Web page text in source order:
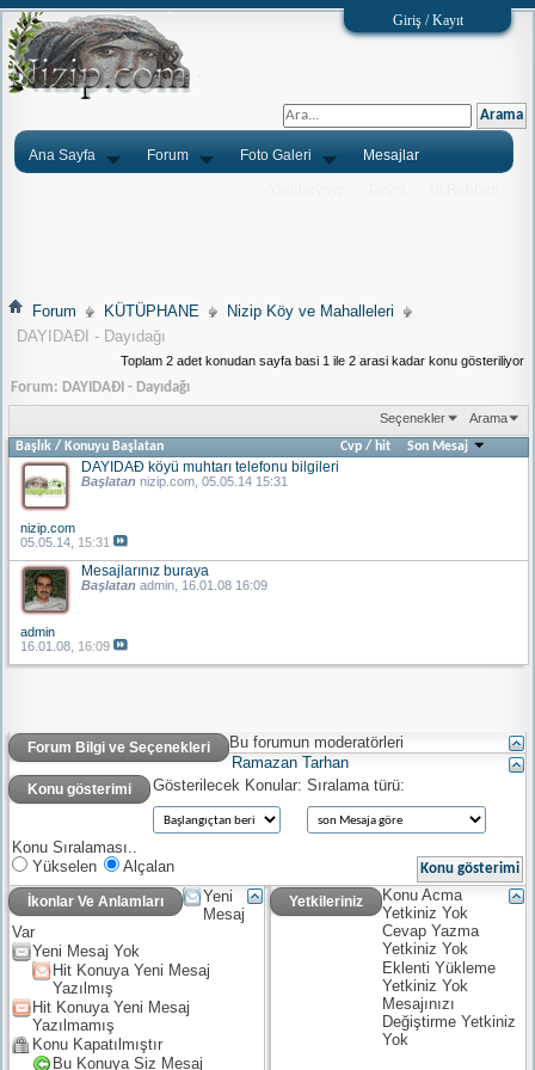
Giriş / Kayıt
Ana Sayfa Forum Foto Galeri Mesajlar
Forum KÜTÜPHANE
Nizip Köy ve Mahalleleri
DAYIDAÐI - Dayıdağı
Toplam 2 adet konudan sayfa basi 1 ile 2 arasi kadar konu gösteriliyor
Forum: DAYIDAÐI - Dayıdağı
Seçenekler Arama
Başlık / Konuyu Başlatan Cvp /hit Son Mesaj
DAYIDAÐ köyü muhtarı telefonu bilgileri
Başlatan nizip.com, 05.05.14 15:31
nizip.com
05.05.14, 15:31
Mesajlarınız buraya
Başlatan admin, 16.01.08 16:09
admin
16.01.08, 16:09
Forum Bilgi ve Seçenekleri
Bu forumun moderatörleri
Ramazan Tarhan
Konu gösterimi Gösterilecek Konular: Sıralama türü:
Konu Sıralaması..
Yükselen
Alçalan
İkonlar Ve Anlamları
Yeni
Mesaj
Var
Yeni Mesaj Yok
Hit Konuya Yeni Mesaj
Yazılmış
Hit Konuya Yeni Mesaj
Yazılmamış
Konu Kapatılmıştır
Bu Konuya Siz Mesaj
Yetkileriniz
Konu Acma
YetkinizYok
Cevap Yazma
YetkinizYok
Eklenti Yükleme
YetkinizYok
Mesajınızı
Değiştirme Yetkiniz
Yok